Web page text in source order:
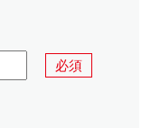
必須